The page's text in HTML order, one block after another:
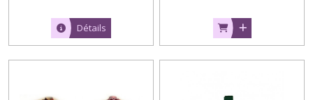
Détails
résultats